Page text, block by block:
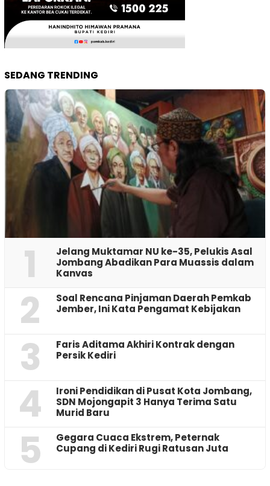
SEDANG TRENDING
1
Jelang Muktamar NU ke-35, Pelukis Asal
Jombang Abadikan Para Muassis dalam
Kanvas
2
‎Soal Rencana Pinjaman Daerah Pemkab
Jember, Ini Kata Pengamat Kebijakan ‎
3
Faris Aditama Akhiri Kontrak dengan
Persik Kediri
4
Ironi Pendidikan di Pusat Kota Jombang,
SDN Mojongapit 3 Hanya Terima Satu
Murid Baru
5
‎Gegara Cuaca Ekstrem, Peternak
Cupang di Kediri Rugi Ratusan Juta